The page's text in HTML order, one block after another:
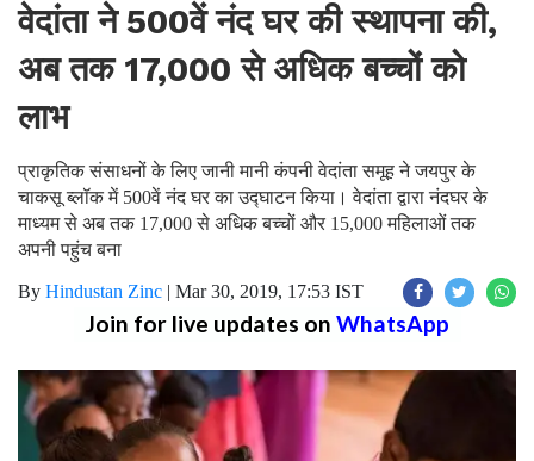
वेदांता ने 500वें नंद घर की स्थापना की,
अब तक 17,000 से अधिक बच्चों को
लाभ
प्राकृतिक संसाधनों के लिए जानी मानी कंपनी वेदांता समूह ने जयपुर के
चाकसू ब्लॉक में 500वें नंद घर का उद्घाटन किया। वेदांता द्वारा नंदघर के
माध्यम से अब तक 17,000 से अधिक बच्चों और 15,000 महिलाओं तक
अपनी पहुंच बना
By Hindustan Zinc | Mar 30, 2019, 17:53 IST
Join for live updates on WhatsApp